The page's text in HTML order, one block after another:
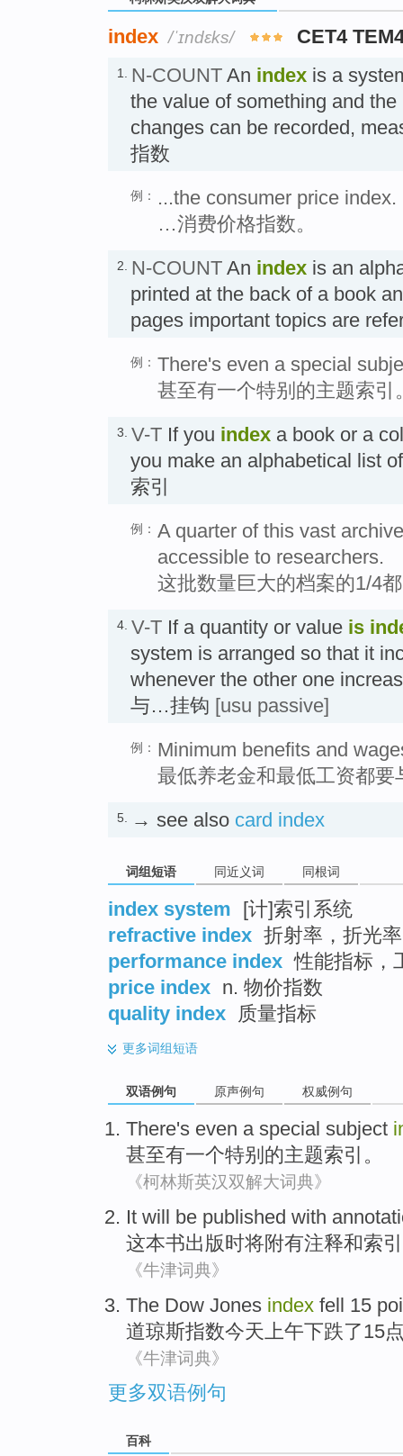
index /ˈɪndɛks/ CET4
1. N-COUNT An index is a
the value of something and
changes can be recorded,
指数
例：
...the consumer price index.
…消费价格指数。
2. N-COUNT An index is an
printed at the back of a book
pages important topics are
例： There's even a special
甚至有一个特别的主题索引
3. V-T If you index a book or a
you make an alphabetical list
索引
例： A quarter of this vast
accessible to researchers.
这批数量巨大的档案的1/4
4. V-T If a quantity or value is
system is arranged so that it
whenever the other one
与…挂钩 [usu passive]
例： Minimum benefits and
最低养老金和最低工资都要
5. → see also card index
词组短语 同近义词 同根词
index system
[计]索引系统
refractive index 折射率，折光率
performance index 性能指标，
price index n. 物价指数
quality index 质量指标
更多词组短语
双语例句 原声例句 权威例句
There's even a special subject
甚至有一个特别 的主题索引 。
《柯林斯英汉双解大词典》
It will be published with
这本书出版时将附有注释和索
《牛津词典》
The Dow Jones index fell 15
道琼斯指数今天 上午下跌了15
《牛津词典》
更多双语例句
百科